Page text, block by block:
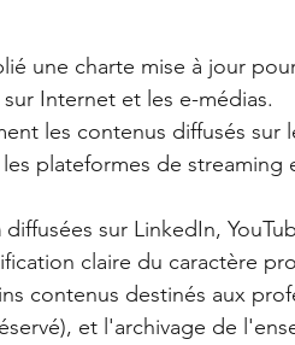
une charte mise à jour
Internet et les e-médias.
les contenus diffusés sur
plateformes de
diffusées sur LinkedIn,
claire du caractère
contenus destinés aux
et l'archivage de